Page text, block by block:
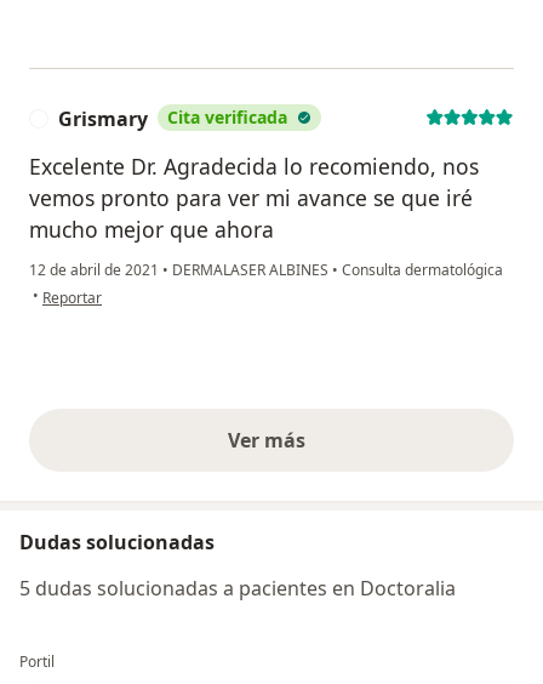
Grismary Cita verificada
Excelente Dr. Agradecida lo recomiendo, nos
vemos pronto para ver mi avance se que iré
mucho mejor que ahora
12 de abril de 2021 • DERMALASER ALBINES • Consulta dermatológica
• en opinión del usuario Grismary
Reportar
Ver másopiniones anteriores
Dudas solucionadas
5 dudas solucionadas a pacientes en Doctoralia
Portil